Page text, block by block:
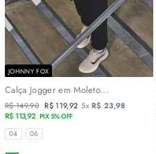
JOHNNY FOX
Calça Jogger em Moleto...
Preço
normal
R$ 149,90 Preço
promocional
R$ 119,92 5xR$ 23,98
R$ 113,92 PIX 5% OFF
TAMANHOS
04 06